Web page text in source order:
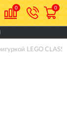
0 0
LEGO